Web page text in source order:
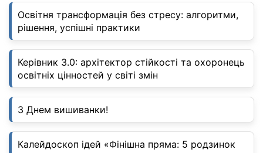
Освітня трансформація без стресу: алгоритми,
рішення, успішні практики
Керівник 3.0: архітектор стійкості та охоронець
освітніх цінностей у світі змін
З Днем вишиванки!
Калейдоскоп ідей «Фінішна пряма: 5 родзинок